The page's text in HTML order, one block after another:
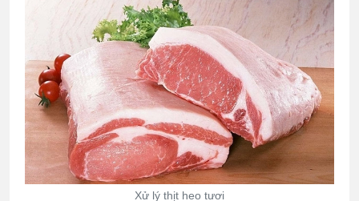
Xử lý thịt heo tươi